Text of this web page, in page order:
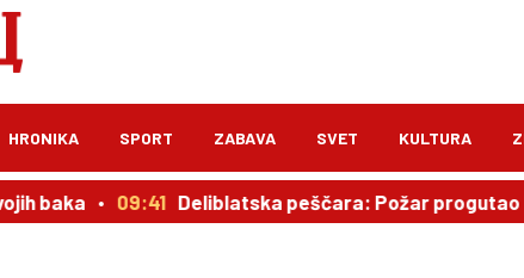
HRONIKA SPORT ZABAVA SVET KULTURA
09:41 Deliblatska peščara: Požar progutao 700